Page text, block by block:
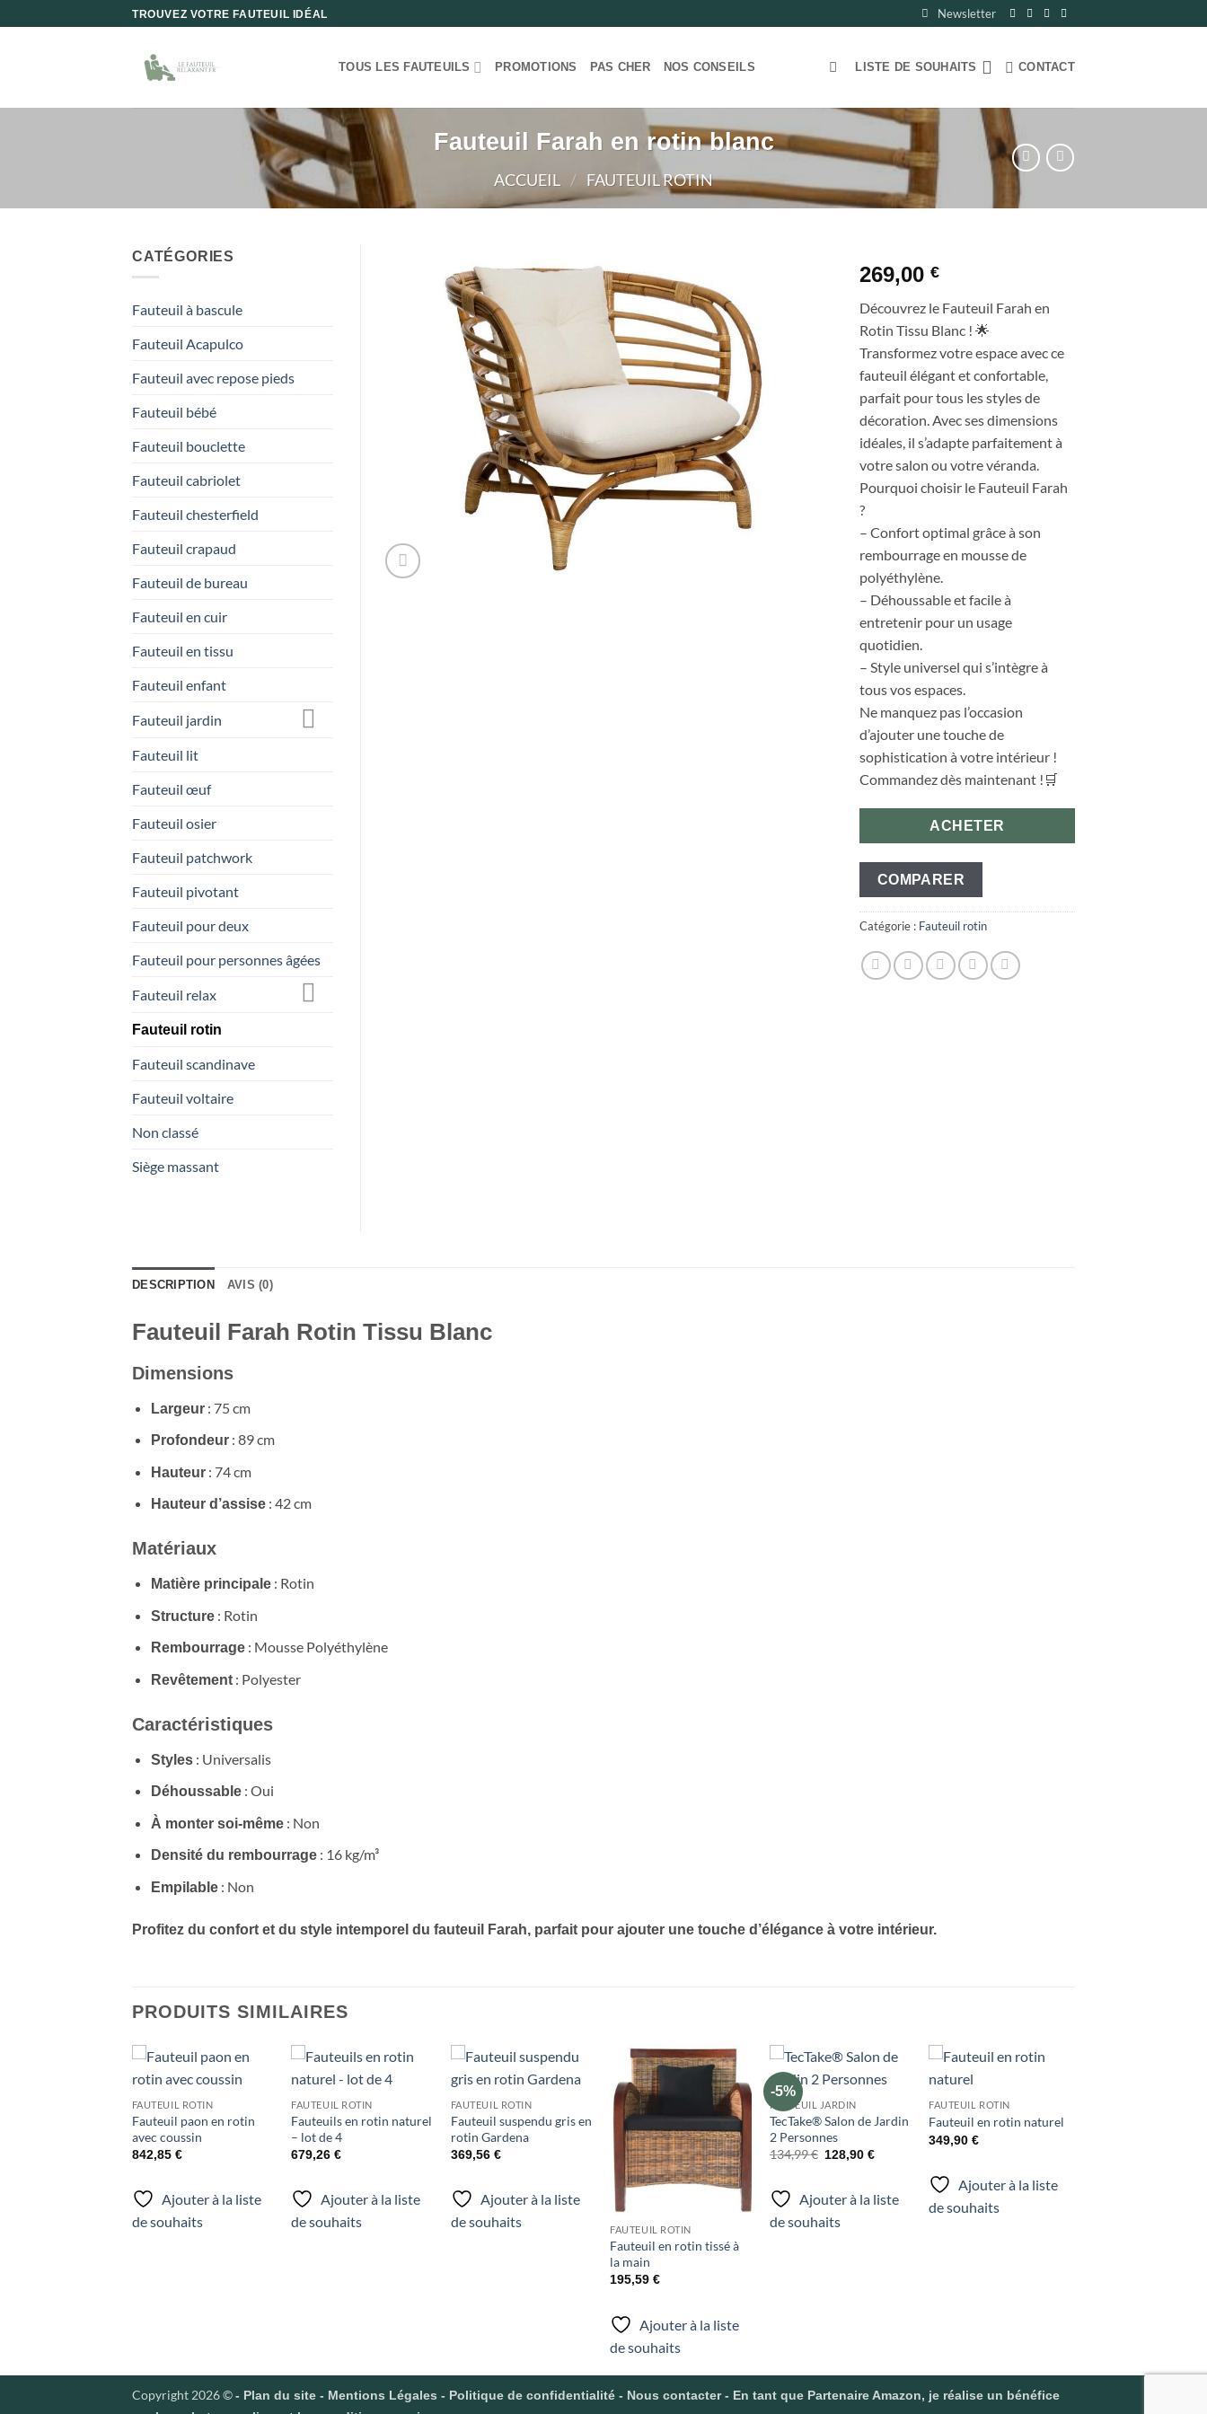
au
TROUVEZ VOTRE FAUTEUIL IDÉAL Newsletter
TOUS LES FAUTEUILS PROMOTIONS PAS CHER NOS CONSEILS LISTE DE SOUHAITS CONTACT
Fauteuil Farah en rotin blanc
ACCUEIL / FAUTEUIL ROTIN
269,00 €
Découvrez le Fauteuil Farah en
Rotin Tissu Blanc ! 🌟
Transformez votre espace avec ce
fauteuil élégant et confortable,
parfait pour tous les styles de
décoration. Avec ses dimensions
idéales, il s’adapte parfaitement à
votre salon ou votre véranda.
Pourquoi choisir le Fauteuil Farah
?
– Confort optimal grâce à son
rembourrage en mousse de
polyéthylène.
– Déhoussable et facile à
entretenir pour un usage
quotidien.
– Style universel qui s’intègre à
tous vos espaces.
Ne manquez pas l’occasion
d’ajouter une touche de
sophistication à votre intérieur !
Commandez dès maintenant !🛒
ACHETER
COMPARER
Catégorie : Fauteuil rotin
CATÉGORIES
Fauteuil à bascule
Fauteuil Acapulco
Fauteuil avec repose pieds
Fauteuil bébé
Fauteuil bouclette
Fauteuil cabriolet
Fauteuil chesterfield
Fauteuil crapaud
Fauteuil de bureau
Fauteuil en cuir
Fauteuil en tissu
Fauteuil enfant
Fauteuil jardin
Fauteuil lit
Fauteuil œuf
Fauteuil osier
Fauteuil patchwork
Fauteuil pivotant
Fauteuil pour deux
Fauteuil pour personnes âgées
Fauteuil relax
Fauteuil rotin
Fauteuil scandinave
Fauteuil voltaire
Non classé
Siège massant
DESCRIPTION AVIS (0)
Fauteuil Farah Rotin Tissu Blanc
Dimensions
Largeur: 75 cm
Profondeur: 89 cm
Hauteur: 74 cm
Hauteur d’assise: 42 cm
Matériaux
Matière principale: Rotin
Structure: Rotin
Rembourrage: Mousse Polyéthylène
Revêtement: Polyester
Caractéristiques
Styles: Universalis
Déhoussable: Oui
À monter soi-même: Non
Densité du rembourrage: 16 kg/m³
Empilable: Non
Profitez du confort et du style intemporel du fauteuil Farah, parfait pour ajouter une touche d’élégance à votre intérieur.
PRODUITS SIMILAIRES
de
FAUTEUIL ROTIN
Fauteuil paon en rotin
avec coussin
842,85 €
Ajouter à la liste
de souhaits
de
FAUTEUIL ROTIN
Fauteuils en rotin naturel
– lot de 4
679,26€
Ajouter à la liste
de souhaits
de
FAUTEUIL ROTIN
Fauteuil suspendu gris en
rotin Gardena
369,56 €
Ajouter à la liste
de souhaits
Ajouter
à la liste
de
souhaits
FAUTEUIL ROTIN
Fauteuil en rotin tissé à
la main
195,59€
Ajouter à la liste
de souhaits
-5%
de
FAUTEUIL JARDIN
TecTake® Salon de Jardin
2 Personnes
134,99€ Le
134,99 €.
128,90€Le
128,90 €.
Ajouter à la liste
de souhaits
de
FAUTEUIL ROTIN
Fauteuil en rotin naturel
349,90€
Ajouter à la liste
de souhaits
Copyright 2026 ©- Plan du site - Mentions Légales - Politique de confidentialité - Nous contacter- En tant que Partenaire Amazon, je réalise un bénéfice